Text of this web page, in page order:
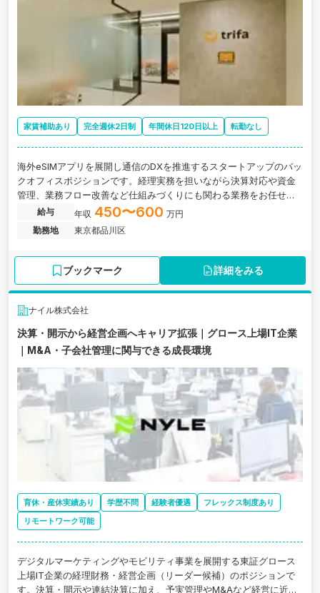
家賃補助あり 完全週休2日制 年間休日120日以上 転勤なし
海外eSIMアプリを展開し通信のDXを推進するスタートアップのバッ
クオフィスポジションです。経理実務を担いながら決算対応や資金
管理、業務フロー改善など仕組みづくりにも関わる業務をお任せし
ます。給与 年収 450〜600 万円
勤務地
東京都品川区
ブックマーク 詳細をみる
ナイル株式会社
決算・開示から経営企画へキャリア拡張｜グロース上場IT企業
｜M&A・子会社管理に関与できる成長環境
育休・産休実績あり 学歴不問 経験者優遇
フレックス制度あり
リモートワーク可能
デジタルマーケティングやモビリティ事業を展開する東証グロース
上場IT企業の経理財務・経営企画（リーダー候補）のポジションで
す。決算・開示や連結決算に加え、予実管理やM&Aなど経営に近い